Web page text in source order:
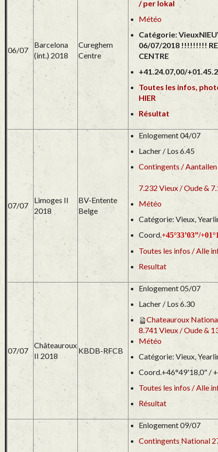
06/07
Barcelona
(int.) 2018
Cureghem
Centre
/ per lokal
Météo
Catégorie:
06/07/2018 !!!!!!!!!
CENTRE
+41.24.07,00/
Toutes les infos,
HIER
Résultat
07/07
Limoges II
2018
BV-Entente
Belge
Enlogement 04/07
Lacher / Los 6.45
Contingents /
7.232 Vieux / Oude &
Météo
Catégorie: Vieux,
Coord.+45°33’03”/
Toutes les infos / Alle
Resultat
07/07
Châteauroux
II 2018
KBDB-RFCB
Enlogement 05/07
Lacher / Los 6.30
Chateauroux
8.741 Vieux / Oude &
Météo
Catégorie: Vieux,
Coord.+46°49'18,0" /
Toutes les infos / Alle
Résultat
Enlogement 09/07
Contingents National